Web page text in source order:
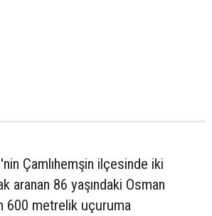
Çamlıhemşin ilçesinde iki
aranan 86 yaşındaki Osman
600 metrelik uçuruma